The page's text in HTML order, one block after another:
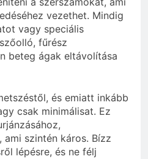
vezethet. Mindig
vagy speciális
fűrész
beteg ágak eltávolítása
és emiatt inkább
csak minimálisat. Ez
ami szintén káros. Bízz
lépésre, és ne félj